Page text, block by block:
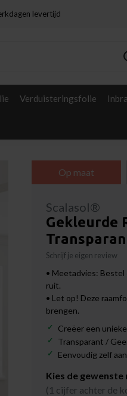
levertijd
Verduisteringsfolie
Op maat
Scalasol®
Gekleurde
Schrijf je eigen review
• Meetadvies:
ruit.
• Let op! Deze
brengen.
Creëer een
Transparant /
Eenvoudig zelf
Kies de
(1 cijfer achter de